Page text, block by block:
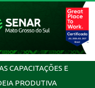
CAPACITAÇÕES E
PRODUTIVA